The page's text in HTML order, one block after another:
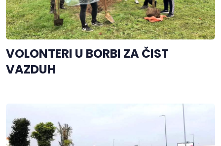
VOLONTERI U BORBI ZA ČIST
VAZDUH